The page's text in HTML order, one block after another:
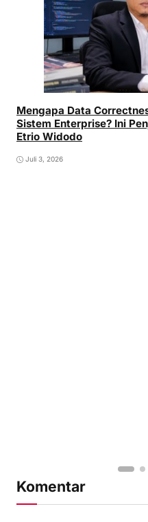
Mengapa Data
Sistem Enterprise? Ini
Etrio Widodo
Juli 3, 2026
Komentar